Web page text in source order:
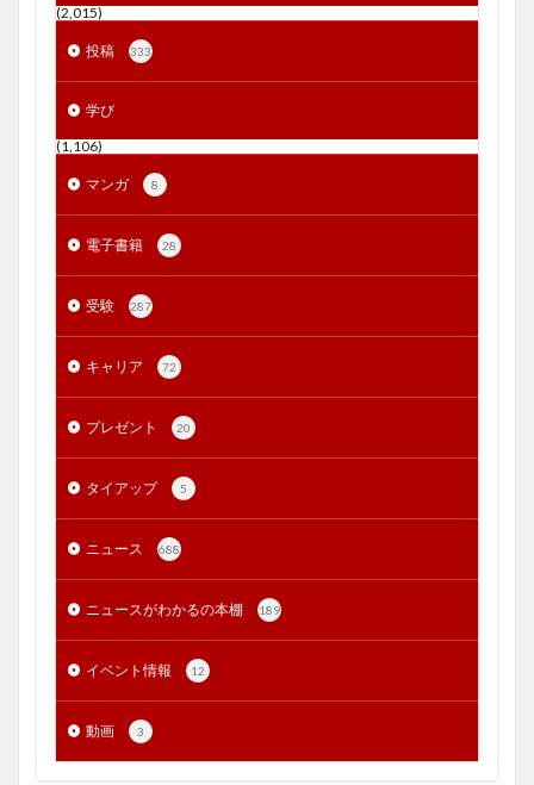
(2,015)
投稿 333
学び
(1,106)
マンガ 8
電子書籍 28
受験 287
キャリア 72
プレゼント 20
タイアップ 5
ニュース 688
ニュースがわかるの本棚 189
イベント情報 12
動画 3